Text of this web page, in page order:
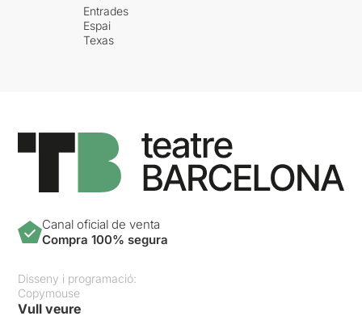
Entrades
Espai
Texas
Canal oficial de venta
Compra 100% segura
Disseny i programació:
Copymouse
Vull veure